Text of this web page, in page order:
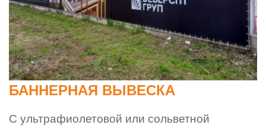
БАННЕРНАЯ ВЫВЕСКА
С ультрафиолетовой или сольветной